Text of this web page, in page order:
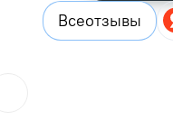
Всеотзывы